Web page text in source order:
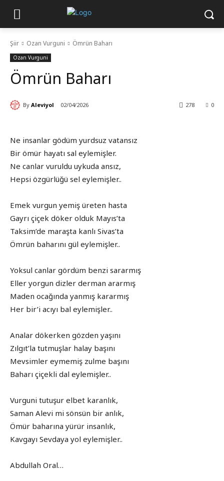
Şiir Ozan Vurguni Ömrün Baharı
Ozan Vurguni
Ömrün Baharı
By Aleviyol 02/04/2026 0
278
Ne insanlar gödüm yurdsuz vatansız
Bir ömür hayatı sal eylemişler.
Ne canlar vuruldu uykuda ansız,
Hepsi özgürlüğü sel eylemişler..
Emek vurgun yemiş üreten hasta
Gayrı çiçek döker olduk Mayıs’ta
Taksim’de maraşta kanlı Sivas’ta
Ömrün baharını gül eylemişler..
Yoksul canlar gördüm benzi sararmış
Eller yorgun dizler derman ararmış
Maden ocağında yanmış kararmış
Her bir’i acıyı bal eylemişler..
Analar dökerken gözden yaşını
Zılgıt’la tutmuşlar halay başını
Mevsimler eymemiş zulme başını
Baharı çiçekli dal eylemişler..
Vurguni tutuşur elbet karanlık,
Saman Alevi mi sönsün bir anlık,
Ömür baharına yürür insanlık,
Kavgayı Sevdaya yol eylemişler..
Abdullah Oral…